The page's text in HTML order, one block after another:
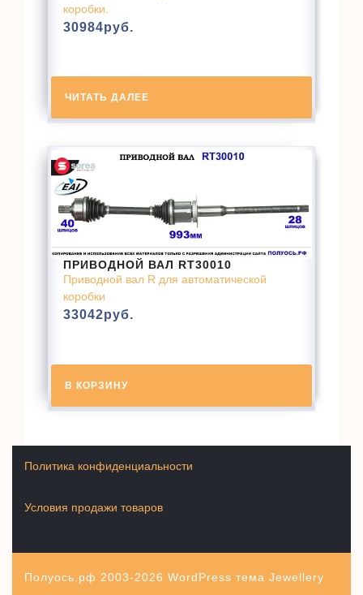
коробки.
30984руб.
ЧИТАТЬ ДАЛЕЕ
ПРИВОДНОЙ ВАЛ RT30010
Приводной вал R для автоматической
коробки
33042руб.
В КОРЗИНУ
Условия продажи товаров
Политика конфиденциальности
Полуось.рф 2003-2026 WordPress тема Jewellery